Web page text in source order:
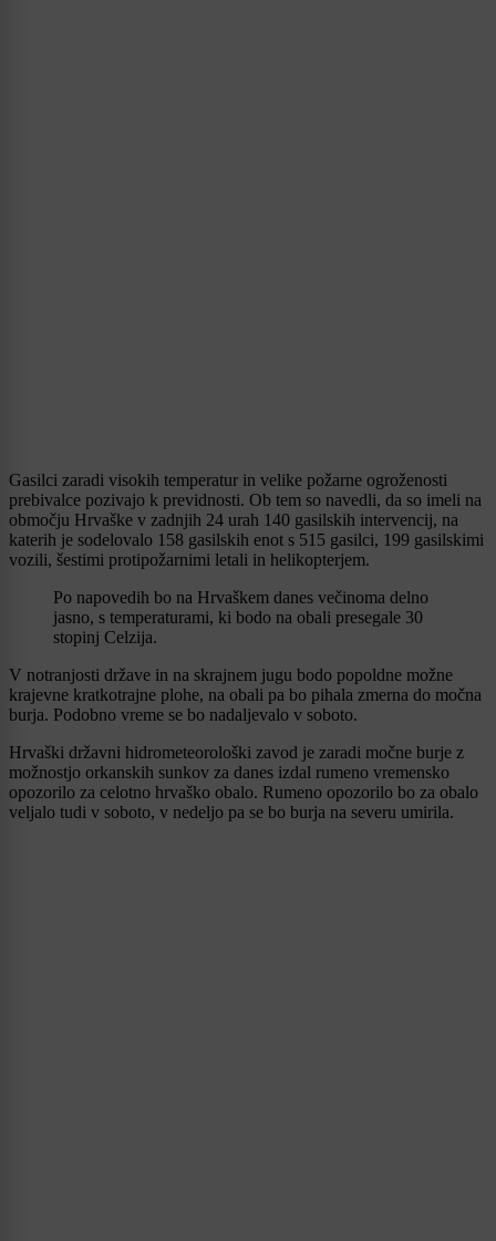
Gasilci zaradi visokih temperatur in velike požarne ogroženosti
prebivalce pozivajo k previdnosti. Ob tem so navedli, da so imeli na
območju Hrvaške v zadnjih 24 urah 140 gasilskih intervencij, na
katerih je sodelovalo 158 gasilskih enot s 515 gasilci, 199 gasilskimi
vozili, šestimi protipožarnimi letali in helikopterjem.
Po napovedih bo na Hrvaškem danes večinoma delno
jasno, s temperaturami, ki bodo na obali presegale 30
stopinj Celzija.
V notranjosti države in na skrajnem jugu bodo popoldne možne
krajevne kratkotrajne plohe, na obali pa bo pihala zmerna do močna
burja. Podobno vreme se bo nadaljevalo v soboto.
Hrvaški državni hidrometeorološki zavod je zaradi močne burje z
možnostjo orkanskih sunkov za danes izdal rumeno vremensko
opozorilo za celotno hrvaško obalo. Rumeno opozorilo bo za obalo
veljalo tudi v soboto, v nedeljo pa se bo burja na severu umirila.